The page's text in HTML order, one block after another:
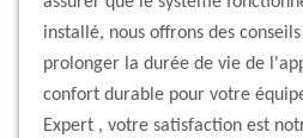
installé, nous offrons des
prolonger la durée de vie de
confort durable pour votre
Expert , votre satisfaction est